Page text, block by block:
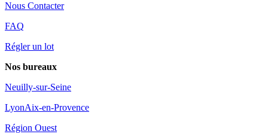
Nous Contacter
FAQ
Régler un lot
Nos bureaux
Neuilly-sur-Seine
LyonAix-en-Provence
Région Ouest